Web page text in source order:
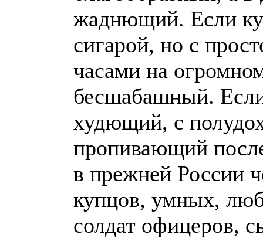
жаднющий. Если
сигарой, но с
часами на
бесшабашный.
худющий, с
пропивающий
в прежней России
купцов, умных,
солдат офицеров,